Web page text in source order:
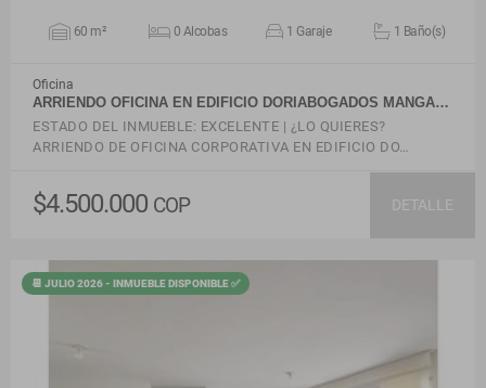
60 m² 0 Alcobas 1 Garaje 1 Baño(s)
Oficina
ARRIENDO OFICINA EN EDIFICIO DORIABOGADOS MANGA…
ESTADO DEL INMUEBLE: EXCELENTE | ¿LO QUIERES?
ARRIENDO DE OFICINA CORPORATIVA EN EDIFICIO DO…
$4.500.000 COP DETALLE
📆 JULIO 2026 - INMUEBLE DISPONIBLE ✅